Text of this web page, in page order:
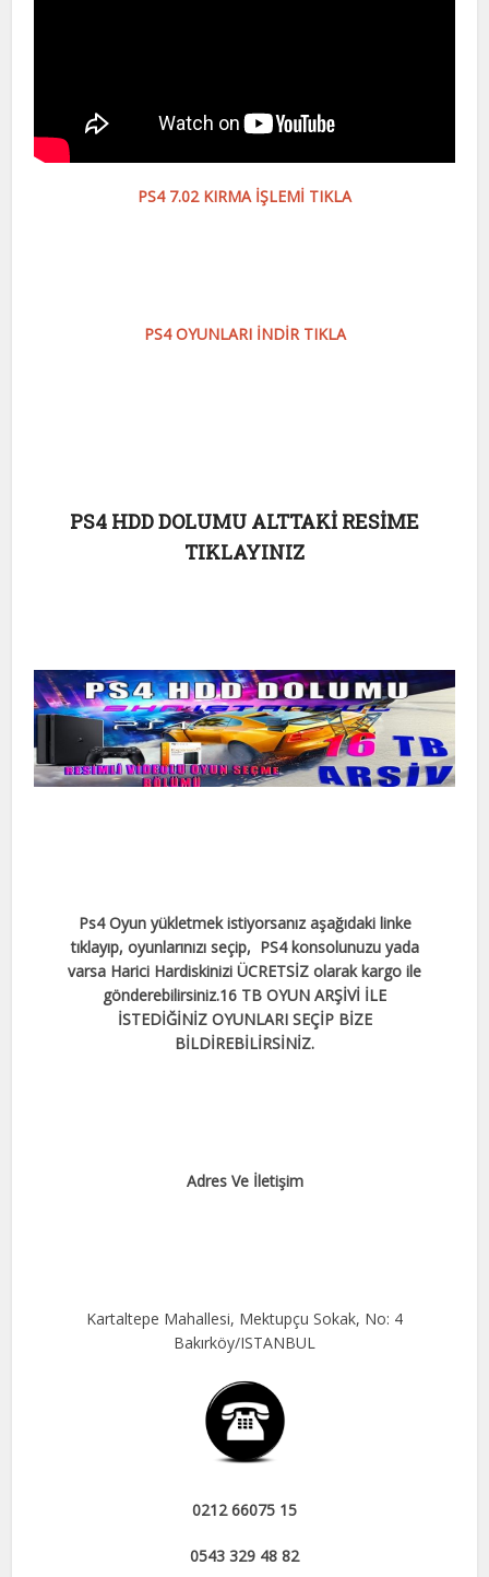
PS4 7.02 KIRMA İŞLEMİ TIKLA
PS4 OYUNLARI İNDİR TIKLA
PS4 HDD DOLUMU ALTTAKİ RESİME
TIKLAYINIZ
Ps4 Oyun yükletmek istiyorsanız aşağıdaki linke
tıklayıp, oyunlarınızı seçip, PS4 konsolunuzu yada
varsa Harici Hardiskinizi ÜCRETSİZ olarak kargo ile
gönderebilirsiniz.16 TB OYUN ARŞİVİ İLE
İSTEDİĞİNİZ OYUNLARI SEÇİP BİZE
BİLDİREBİLİRSİNİZ.
Adres Ve İletişim
Kartaltepe Mahallesi, Mektupçu Sokak, No: 4
Bakırköy/ISTANBUL
0212 66075 15
0543 329 48 82